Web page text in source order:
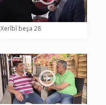
Xerîbî beşa 28